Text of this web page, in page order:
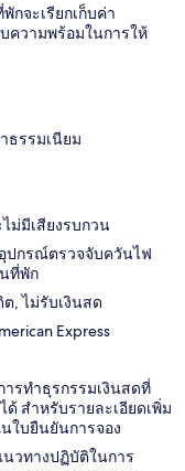
กจะเรียกเก็บค่า
ความพร้อมในการให้
ธรรมเนียม
ม่มีเสียงรบกวน
อุปกรณ์ตรวจจับควันไฟ
ที่พัก
, ไม่รับเงินสด
Express
ารทำธุรกรรมเงินสดที่
ด้ สำหรับรายละเอียดเพิ่ม
ใบยืนยันการจอง
วทางปฏิบัติในการ